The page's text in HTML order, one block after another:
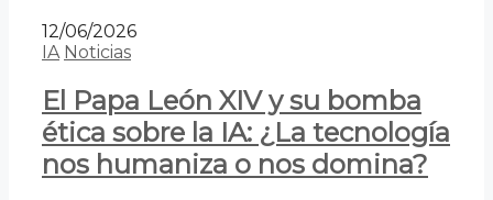
12/06/2026
IA Noticias
El Papa León XIV y su bomba
ética sobre la IA: ¿La tecnología
nos humaniza o nos domina?